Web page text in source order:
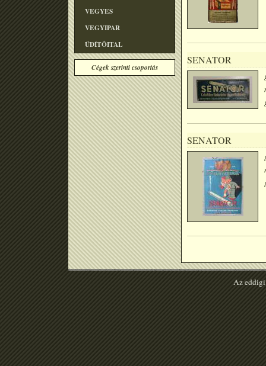
VEGYES
VEGYIPAR
ÜDÍTÕITAL
Cégek szerinti csoportás
SENATOR
SENATOR
Az